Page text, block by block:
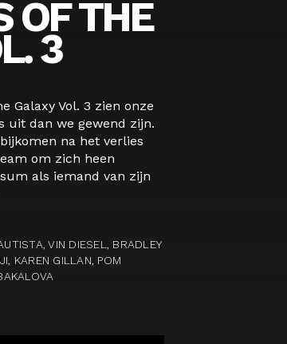
OF THE
3
Galaxy Vol. 3 zien onze
uit dan we gewend zijn.
na het verlies
om zich heen
als iemand van zijn
VIN DIESEL, BRADLEY
KAREN GILLAN, POM